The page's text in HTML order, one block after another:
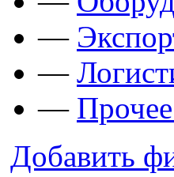
—
—
—
Добавить